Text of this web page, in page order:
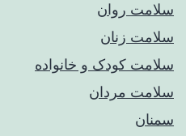
سلامت روان
سلامت زنان
سلامت کودک‌ و خانواده
سلامت مردان
سمنان